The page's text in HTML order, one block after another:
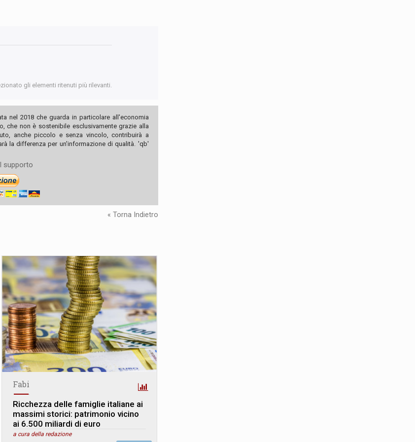
gli elementi ritenuti più rilevanti.
nel 2018 che guarda in particolare all'economia
che non è sostenibile esclusivamente grazie alla
anche piccolo e senza vincolo, contribuirà a
la differenza per un'informazione di qualità. 'qb'
supporto
« Torna Indietro
Fabi
Ricchezza delle famiglie italiane ai
massimi storici: patrimonio vicino
ai 6.500 miliardi di euro
a cura della redazione